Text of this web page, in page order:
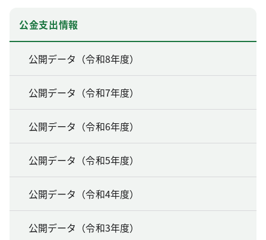
公金支出情報
公開データ（令和8年度）
公開データ（令和7年度）
公開データ（令和6年度）
公開データ（令和5年度）
公開データ（令和4年度）
公開データ（令和3年度）